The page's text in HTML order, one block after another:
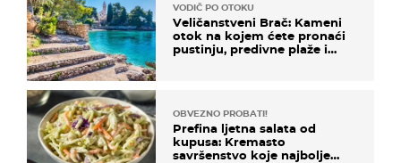
VODIČ PO OTOKU
Veličanstveni Brač: Kameni
otok na kojem ćete pronaći
pustinju, predivne plaže i
OBVEZNO PROBATI!
Prefina ljetna salata od
kupusa: Kremasto
savršenstvo koje najbolje